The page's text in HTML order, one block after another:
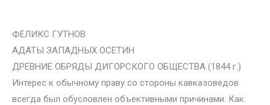
ФЕЛИКС ГУТНОВ
АДАТЫ ЗАПАДНЫХ ОСЕТИН
ДРЕВНИЕ ОБРЯДЫ ДИГОРСКОГО ОБЩЕСТВА (1844 г.)
Интерес к обычному праву со стороны кавказоведов
всегда был обусловлен объективными причинами. Как